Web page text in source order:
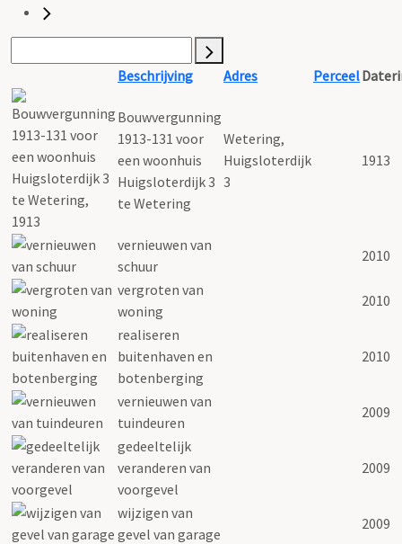
Beschrijving Adres Perceel
Bouwvergunning
1913-131 voor
een woonhuis
Huigsloterdijk 3
te Wetering
Wetering,
Huigsloterdijk
3
1913
vernieuwen van
schuur
2010
vergroten van
woning
2010
realiseren
buitenhaven en
botenberging
2010
vernieuwen van
tuindeuren
2009
gedeeltelijk
veranderen van
voorgevel
2009
wijzigen van
gevel van garage
2009